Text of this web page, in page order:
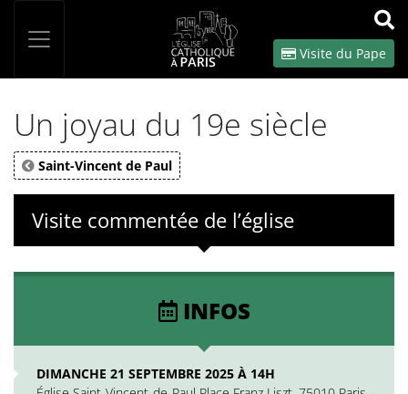
OK
Visite du Pape
Un joyau du 19e siècle
Saint-Vincent de Paul
Visite commentée de l’église
INFOS
DIMANCHE 21 SEPTEMBRE 2025 À 14H
Panneau de gestion des cookies